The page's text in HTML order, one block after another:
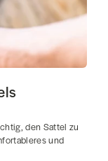
den Sattel zu
und